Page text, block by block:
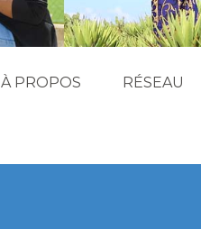
À PROPOS RÉSEAU